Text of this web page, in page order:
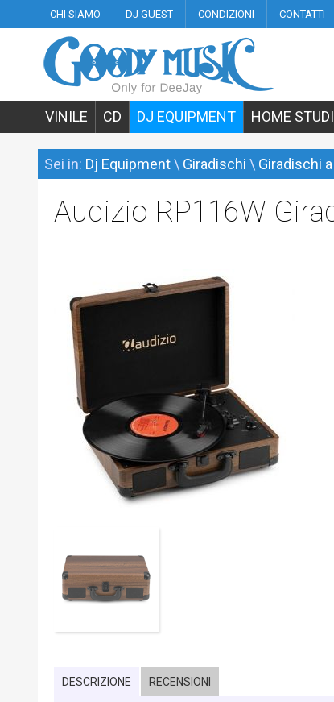
CHI SIAMO DJ GUEST CONDIZIONI CONTATTI
VINILE CD DJ EQUIPMENT HOME
Sei in: Dj Equipment\ Giradischi \ Giradischi
Audizio RP116W
DESCRIZIONE RECENSIONI